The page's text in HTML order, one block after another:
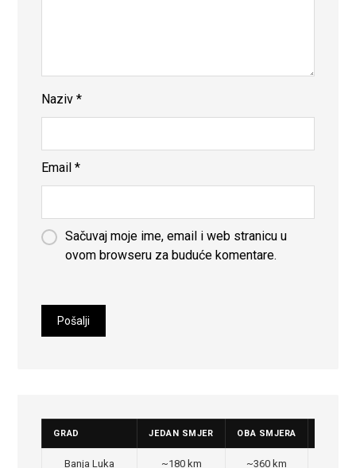
Naziv*
Email*
Sačuvaj moje ime, email i web stranicu u
ovom browseru za buduće komentare.
GRAD JEDAN SMJER OBA SMJERA
Banja Luka ~180 km ~360 km